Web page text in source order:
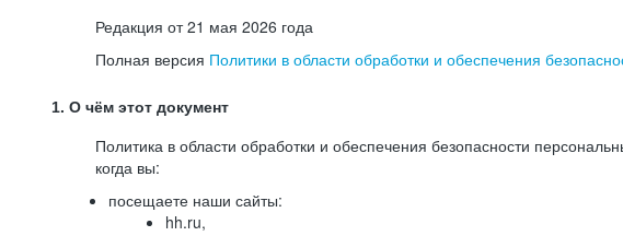
Редакция от 21 мая 2026 года
Полная версия Политики в области обработки и обеспечения
1. О чём этот документ
Политика в области обработки и обеспечения безопасности
когда вы:
посещаете наши сайты:
hh.ru,